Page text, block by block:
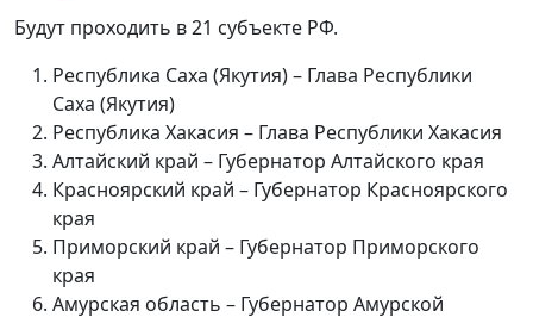
Будут проходить в 21 субъекте РФ.
Республика Саха (Якутия) – Глава Республики
Саха (Якутия)
Республика Хакасия – Глава Республики Хакасия
Алтайский край – Губернатор Алтайского края
Красноярский край – Губернатор Красноярского
края
Приморский край – Губернатор Приморского
края
Амурская область – Губернатор Амурской